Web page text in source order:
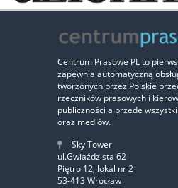
Zaufali nam:
Centrum Prasowe PL to
zapewnia automatyczną
tworzonych przez Polskie
rzeczników prasowych i
publiczności a przede
oraz mediów.
Sky Tower
ul.Gwiaździsta 62
Piętro 12, lokal nr 2
53-413 Wrocław